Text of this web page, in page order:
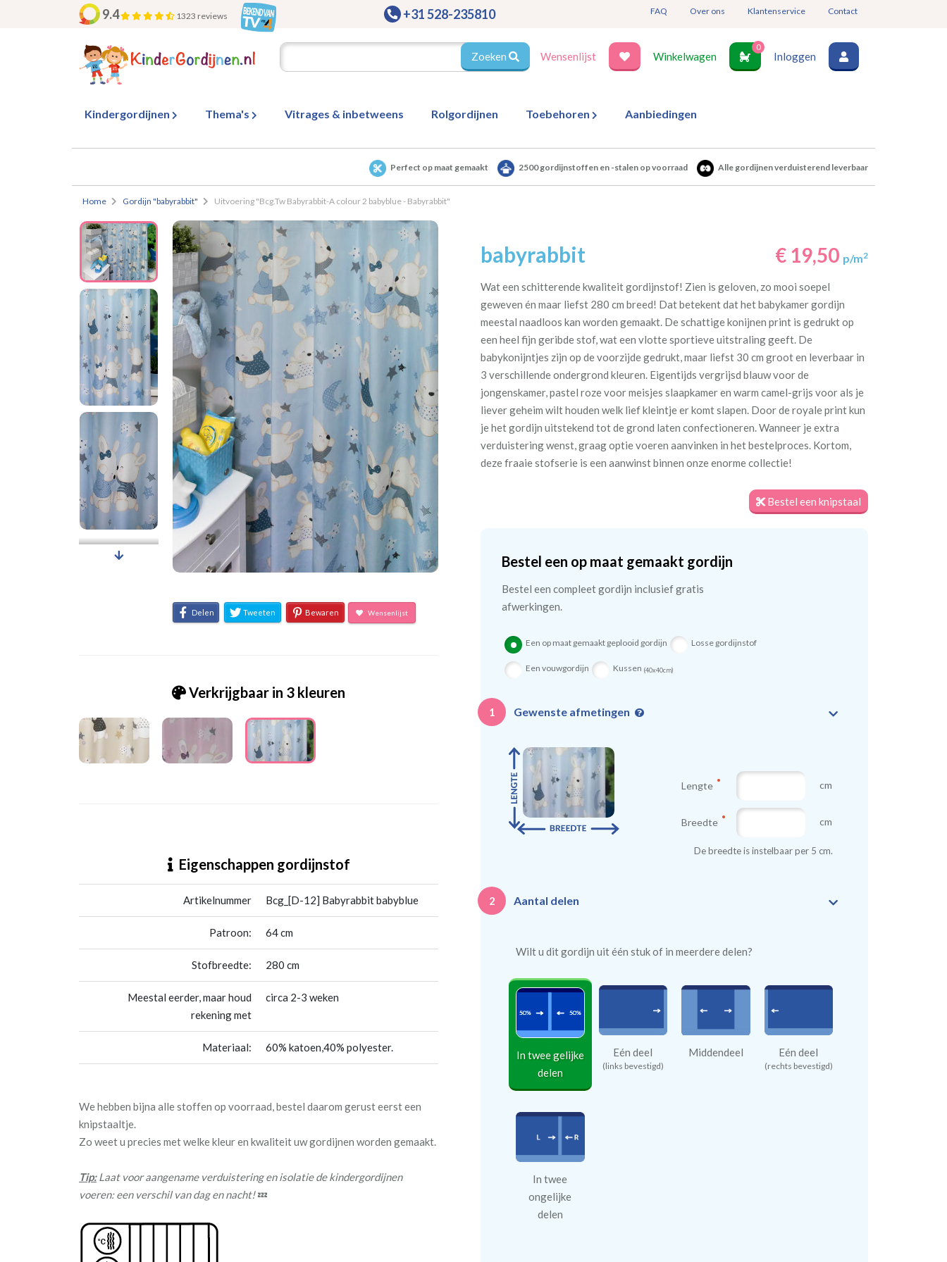
9.4 1323 reviews +31 528-235810 FAQ Over ons Klantenservice Contact
Zoeken Wensenlijst Winkelwagen
0
Inloggen
Kindergordijnen Thema's Vitrages & inbetweens Rolgordijnen Toebehoren Aanbiedingen
Perfect op maat gemaakt 2500 gordijnstoffen en -stalen op voorraad Alle gordijnen verduisterend leverbaar
Home Gordijn "babyrabbit" Uitvoering "Bcg.Tw Babyrabbit-A colour 2 babyblue - Babyrabbit"
Delen Tweeten Bewaren Wensenlijst
Verkrijgbaar in 3 kleuren
Eigenschappen gordijnstof
Artikelnummer Bcg_[D-12] Babyrabbit babyblue
Patroon: 64 cm
Stofbreedte: 280 cm
Meestal eerder, maar houd
rekening met
circa 2-3 weken
Materiaal: 60% katoen,40% polyester.
We hebben bijna alle stoffen op voorraad, bestel daarom gerust eerst een
knipstaaltje.
Zo weet u precies met welke kleur en kwaliteit uw gordijnen worden gemaakt.
Tip:Laat voor aangename verduistering en isolatie de kindergordijnen
voeren: een verschil van dag en nacht!💤
babyrabbit € 19,50 p/m2
Wat een schitterende kwaliteit gordijnstof! Zien is geloven, zo mooi soepel
geweven én maar liefst 280 cm breed! Dat betekent dat het babykamer gordijn
meestal naadloos kan worden gemaakt. De schattige konijnen print is gedrukt op
een heel fijn geribde stof, wat een vlotte sportieve uitstraling geeft. De
babykonijntjes zijn op de voorzijde gedrukt, maar liefst 30 cm groot en leverbaar in
3 verschillende ondergrond kleuren. Eigentijds vergrijsd blauw voor de
jongenskamer, pastel roze voor meisjes slaapkamer en warm camel-grijs voor als je
liever geheim wilt houden welk lief kleintje er komt slapen. Door de royale print kun
je het gordijn uitstekend tot de grond laten confectioneren. Wanneer je extra
verduistering wenst, graag optie voeren aanvinken in het bestelproces. Kortom,
deze fraaie stofserie is een aanwinst binnen onze enorme collectie!
Bestel een knipstaal
Bestel een op maat gemaakt gordijn
Bestel een compleet gordijn inclusief gratis
afwerkingen.
Een op maat gemaakt geplooid gordijn Losse gordijnstof
Een vouwgordijn Kussen (40x40cm)
1 Gewenste afmetingen
Lengte cm
Breedte cm
De breedte is instelbaar per 5 cm.
2 Aantal delen
Wilt u dit gordijn uit één stuk of in meerdere delen?
In twee gelijke
delen
Eén deel
(links bevestigd)
Middendeel Eén deel
(rechts bevestigd)
In twee
ongelijke
delen